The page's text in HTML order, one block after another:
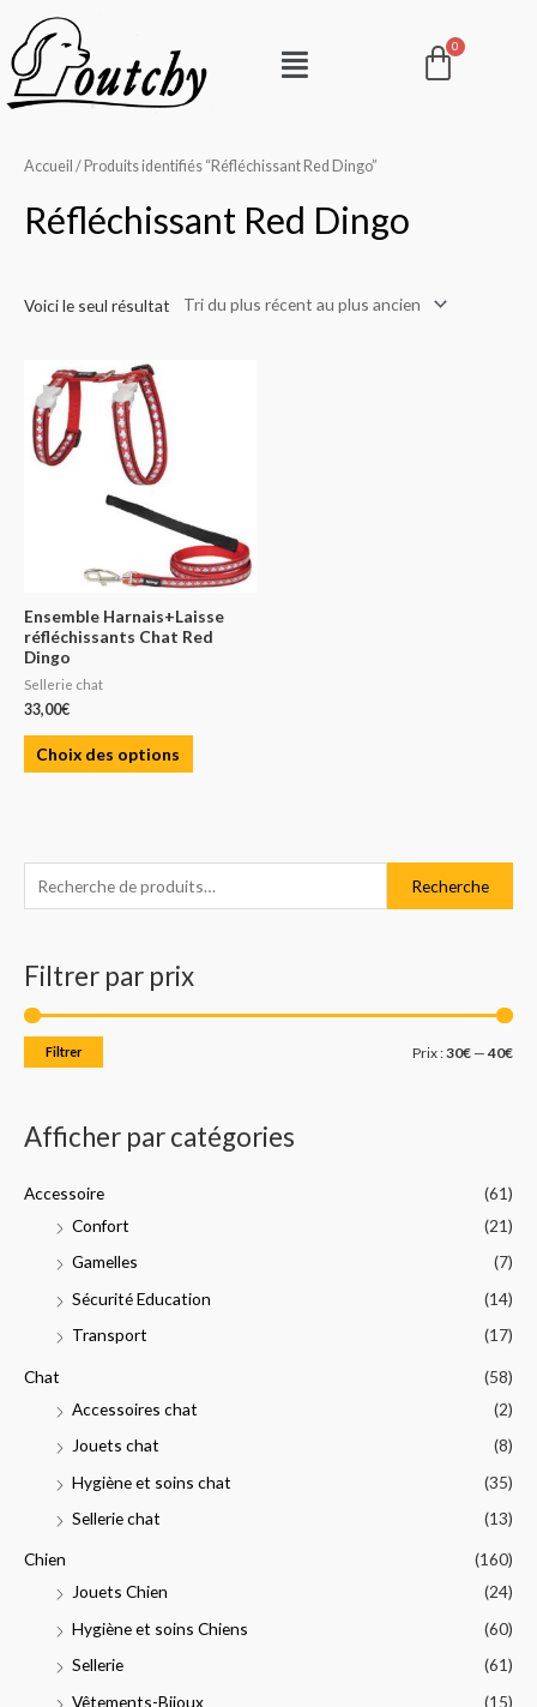
contenu
Menu
e
h
e
r
c
e
o
Recherche
Filtrer par prix
r
m
i
r
m
a
Filtrer Prix :30€ —40€
Afficher par catégories
Accessoire
(61)
Confort
(21)
Gamelles
(7)
Sécurité Education
(14)
Transport
(17)
Chat
(58)
Accessoires chat
(2)
Jouets chat
(8)
Hygiène et soins chat
(35)
Sellerie chat
(13)
Chien
(160)
Jouets Chien
(24)
Hygiène et soins Chiens
(60)
Sellerie
(61)
Vêtements-Bijoux
(15)
Accueil / Produits identifiés “Réfléchissant Red Dingo”
Réfléchissant Red Dingo
Voici le seul résultat
Ensemble Harnais+Laisse
réfléchissants Chat Red
Dingo
Sellerie chat
33,00€
Choix des options